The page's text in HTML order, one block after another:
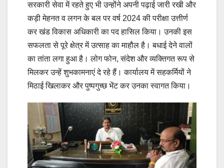
सरकारी सेवा में रहते हुए भी उन्होंने अपनी पढ़ाई जारी रखी और
कड़ी मेहनत व लगन के बल पर वर्ष 2024 की परीक्षा उत्तीर्ण
कर खंड विकास अधिकारी का पद हासिल किया। उनकी इस
सफलता से पूरे क्षेत्र में उत्साह का माहौल है। बधाई देने वालों
का तांता लगा हुआ है। लोग फोन, संदेश और व्यक्तिगत रूप से
मिलकर उन्हें शुभकामनाएं दे रहे हैं। कार्यालय में सहकर्मियों ने
मिठाई खिलाकर और पुष्पगुच्छ भेंट कर उनका स्वागत किया।